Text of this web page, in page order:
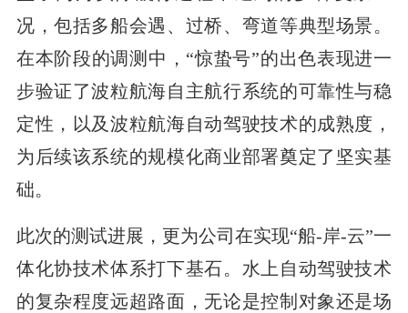
况，包括多船会遇、过桥、弯道等典型场景。
在本阶段的调测中，“惊蛰号”的出色表现进一
步验证了波粒航海自主航行系统的可靠性与稳
定性，以及波粒航海自动驾驶技术的成熟度，
为后续该系统的规模化商业部署奠定了坚实基
础。
此次的测试进展，更为公司在实现“船-岸-云”一
体化协技术体系打下基石。水上自动驾驶技术
的复杂程度远超路面，无论是控制对象还是场